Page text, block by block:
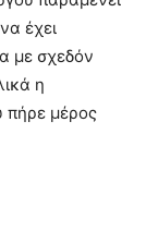
έχει
με σχεδόν
η
πήρε μέρος